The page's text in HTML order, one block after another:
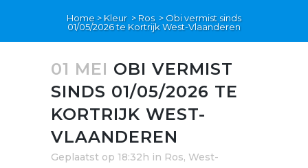
Home >Kleur >Ros >Obi vermist sinds
01/05/2026 te Kortrijk West-Vlaanderen
01 MEI OBI VERMIST
SINDS 01/05/2026 TE
KORTRIJK WEST-
VLAANDEREN
Geplaatst op 18:32h in Ros, West-